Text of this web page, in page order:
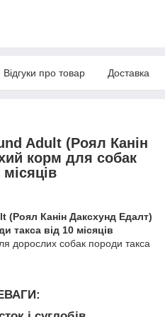
Відгуки про товар Доставка
Adult (Роял Канін
корм для собак
(Роял Канін Даксхунд Едалт)
такса від 10 місяців
дорослих собак породи такса